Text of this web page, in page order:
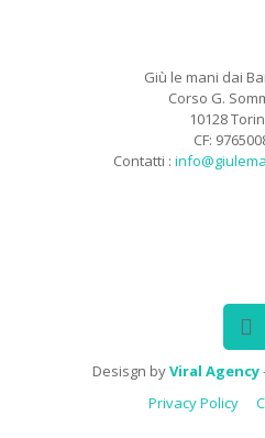
Giù le mani dai
Corso G.
10128
CF:
Contatti :
Desisgn byViral Agency
Privacy Policy